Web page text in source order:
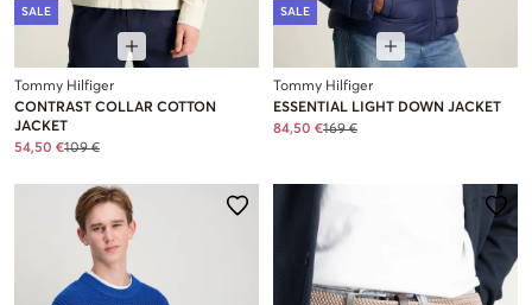
SALE
Tommy Hilfiger
CONTRAST COLLAR COTTON
JACKET
54,50 €109 €
SALE
Tommy Hilfiger
ESSENTIAL LIGHT DOWN JACKET
84,50 €169 €